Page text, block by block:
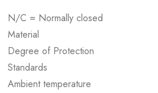
N/C = Normally closed
Material
Degree of Protection
Standards
Ambient temperature